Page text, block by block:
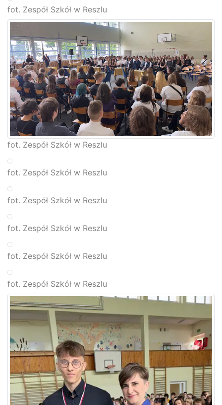
fot. Zespół Szkół w Reszlu
fot. Zespół Szkół w Reszlu
fot. Zespół Szkół w Reszlu
fot. Zespół Szkół w Reszlu
fot. Zespół Szkół w Reszlu
fot. Zespół Szkół w Reszlu
fot. Zespół Szkół w Reszlu